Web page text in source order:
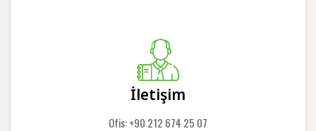
İletişim
Ofis: +90 212 674 25 07